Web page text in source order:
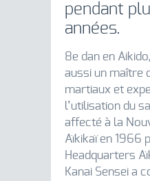
pendant
années.
8e dan en
aussi un maître
martiaux et
l’utilisation du
affecté à la
Aïkikaï en 1966
Headquarters
Kanai Sensei a